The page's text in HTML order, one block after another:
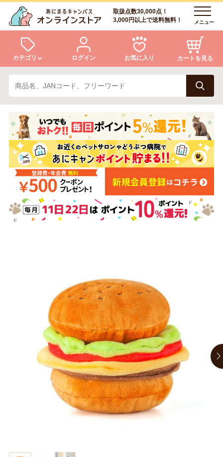
取扱点数30,000点！
3,000円以上で送料無料！
メニュー
カテゴリ
犬 猫
小動物・鳥 アクア・爬虫類・昆虫
ドッグフード キャットフード
美容・ケア用品 服・おさんぽ用品
シニアサポート
ログイン お気に入り カートを見る
ログイン
会員登録
あにまるキャンパスについて
アフターサービス
商品リクエスト